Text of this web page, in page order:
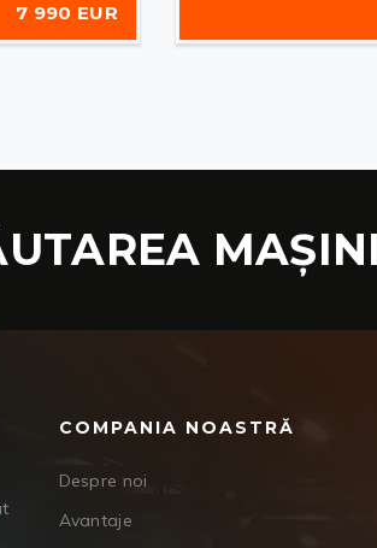
7 990 EUR
COMPANIA NOASTRĂ
Despre noi
Avantaje